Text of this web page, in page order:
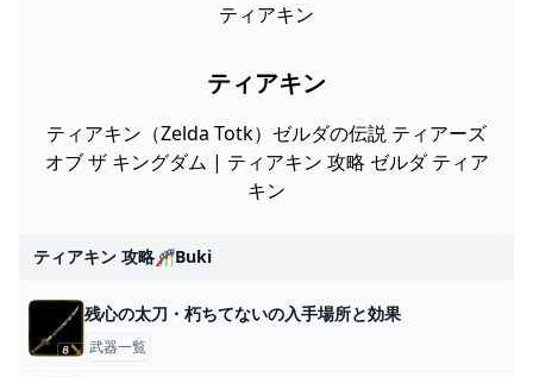
ティアキン
ティアキン
ティアキン（Zelda Totk）ゼルダの伝説 ティアーズ
オブ ザ キングダム | ティアキン 攻略 ゼルダ ティア
キン
ティアキン 攻略🎢buki
残心の太刀・朽ちてないの入手場所と効果
武器一覧